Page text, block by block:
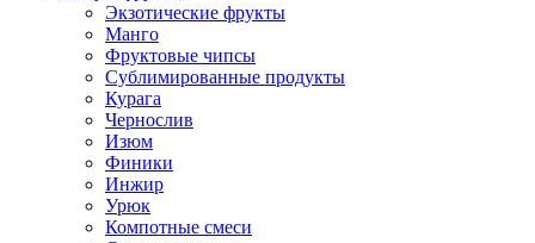
Экзотические фрукты
Манго
Фруктовые чипсы
Сублимированные продукты
Курага
Чернослив
Изюм
Финики
Инжир
Урюк
Компотные смеси